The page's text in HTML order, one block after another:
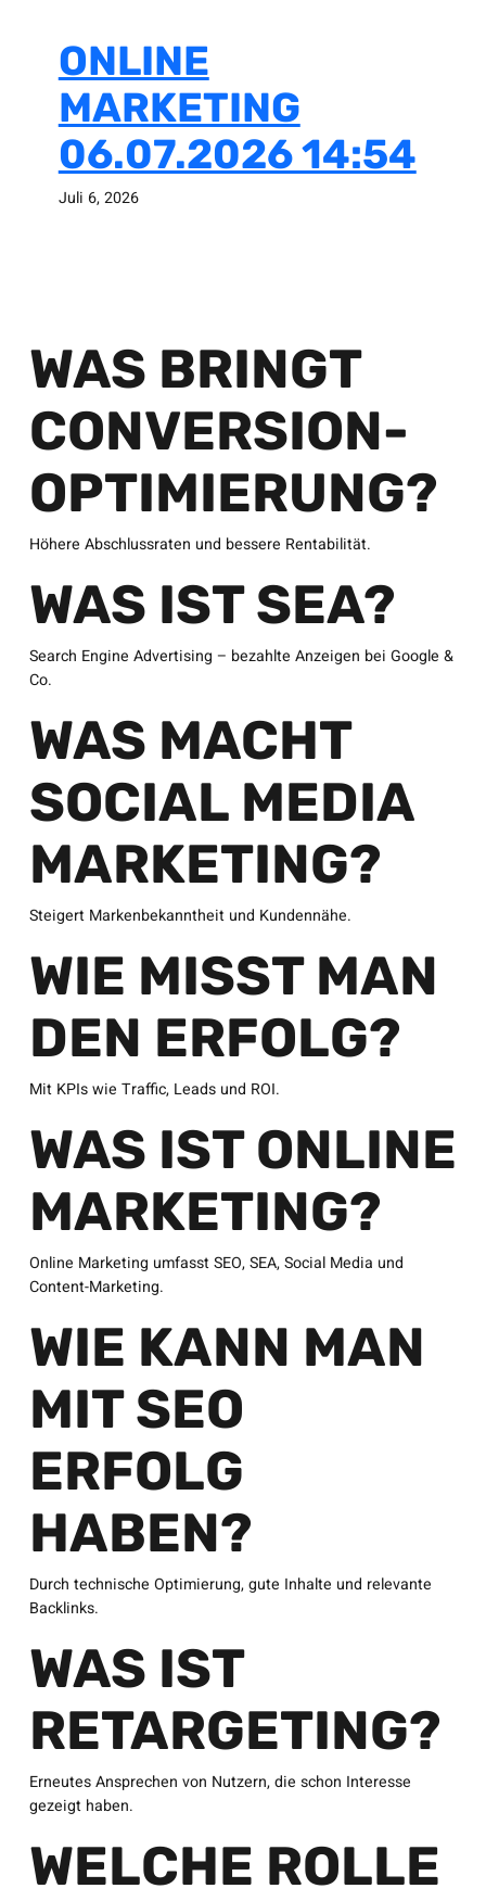
ONLINE
MARKETING
06.07.2026 14:54
Juli 6, 2026
WAS BRINGT
CONVERSION-
OPTIMIERUNG?
Höhere Abschlussraten und bessere Rentabilität.
WAS IST SEA?
Search Engine Advertising – bezahlte Anzeigen bei Google &
Co.
WAS MACHT
SOCIAL MEDIA
MARKETING?
Steigert Markenbekanntheit und Kundennähe.
WIE MISST MAN
DEN ERFOLG?
Mit KPIs wie Traffic, Leads und ROI.
WAS IST ONLINE
MARKETING?
Online Marketing umfasst SEO, SEA, Social Media und
Content-Marketing.
WIE KANN MAN
MIT SEO
ERFOLG
HABEN?
Durch technische Optimierung, gute Inhalte und relevante
Backlinks.
WAS IST
RETARGETING?
Erneutes Ansprechen von Nutzern, die schon Interesse
gezeigt haben.
WELCHE ROLLE